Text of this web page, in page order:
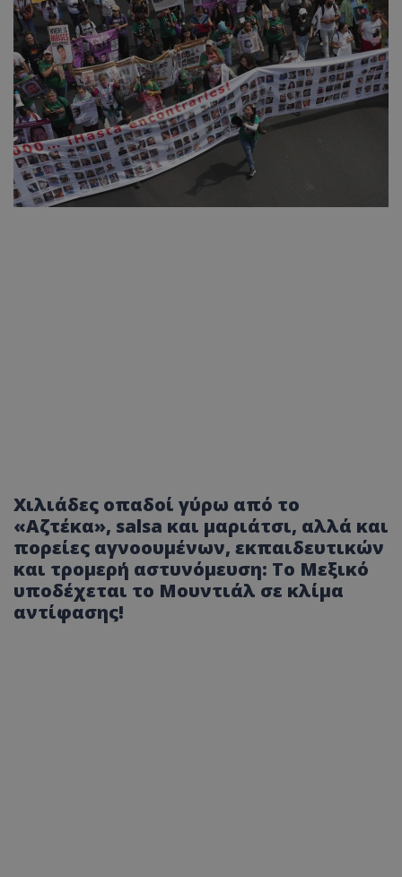
Χιλιάδες οπαδοί γύρω από το
«Αζτέκα», salsa και μαριάτσι, αλλά και
πορείες αγνοουμένων, εκπαιδευτικών
και τρομερή αστυνόμευση: Το Μεξικό
υποδέχεται το Μουντιάλ σε κλίμα
αντίφασης!